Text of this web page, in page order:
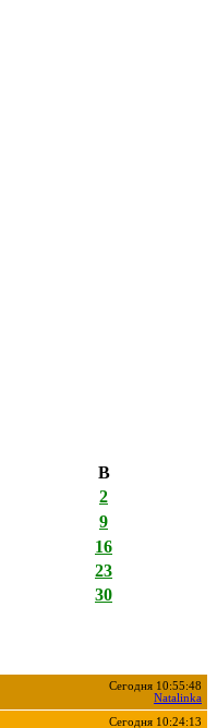
В
2
9
16
23
30
Сегодня 10:55:48
Natalinka
Сегодня 10:24:13